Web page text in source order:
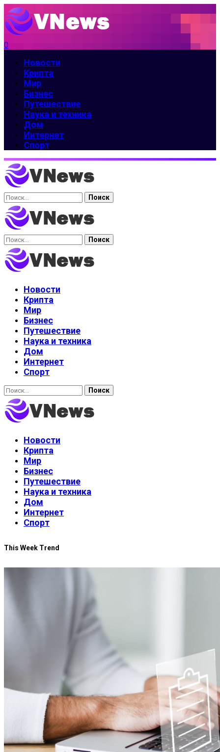
0
Новости
Крипта
Мир
Бизнес
Путешествие
Наука и техника
Дом
Интернет
Спорт
Найти:
Найти:
Новости
Крипта
Мир
Бизнес
Путешествие
Наука и техника
Дом
Интернет
Спорт
Найти:
Новости
Крипта
Мир
Бизнес
Путешествие
Наука и техника
Дом
Интернет
Спорт
This Week Trend